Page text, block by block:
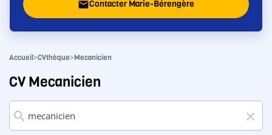
emailContacter Marie-Bérengère
Accueil>CVthèque>Mecanicien
CV Mecanicien
search close